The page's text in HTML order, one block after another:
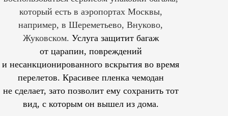
который есть в аэропортах Москвы,
например, в Шереметьево, Внуково,
Жуковском. Услуга защитит багаж
от царапин, повреждений
и несанкционированного вскрытия во время
перелетов. Красивее пленка чемодан
не сделает, зато позволит ему сохранить тот
вид, с которым он вышел из дома.